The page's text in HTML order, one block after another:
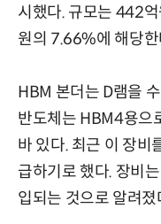
시했다. 규모는 442
원의 7.66%에 해당한
HBM 본더는 D램을
반도체는 HBM4용으
바 있다. 최근 이 장비
급하기로 했다. 장비
입되는 것으로 알려졌